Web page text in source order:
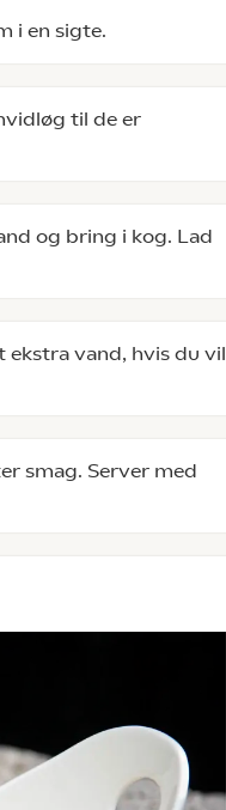
i en sigte.
til de er
og bring i kog. Lad
vand, hvis du vil
smag. Server med